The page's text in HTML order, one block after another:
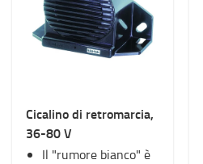
Cicalino di retromarcia,
36-80 V
Il "rumore bianco" è